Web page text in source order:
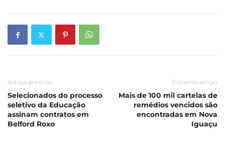
Artigo anterior
Selecionados do processo
seletivo da Educação
assinam contratos em
Belford Roxo
Próximo artigo
Mais de 100 mil cartelas de
remédios vencidos são
encontradas em Nova
Iguaçu